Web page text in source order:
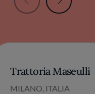
Trattoria Maseulli
MILANO, ITALIA